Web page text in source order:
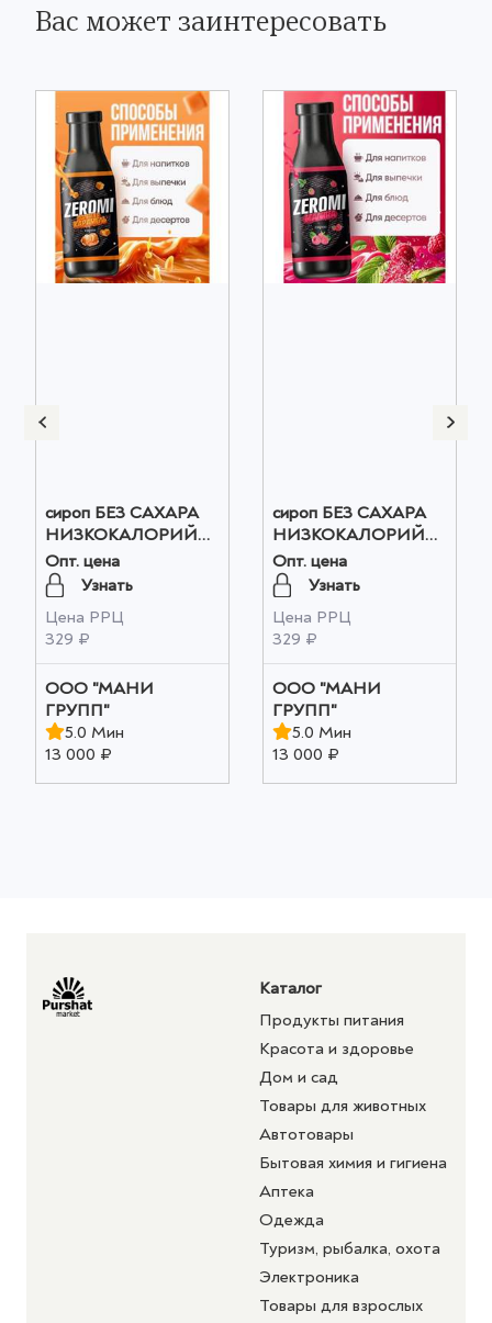
Вас может заинтересовать
сироп БЕЗ САХАРА
НИЗКОКАЛОРИЙНЫЙ
СОЛЕНАЯ
КАРАМЕЛЬ оптом
Опт. цена
Узнать
Цена РРЦ
329 ₽
ООО "МАНИ
ГРУПП"
5.0 Мин
13 000 ₽
сироп БЕЗ САХАРА
НИЗКОКАЛОРИЙНЫЙ
МАЛИНА оптом
Опт. цена
Узнать
Цена РРЦ
329 ₽
ООО "МАНИ
ГРУПП"
5.0 Мин
13 000 ₽
Каталог
Продукты питания
Красота и здоровье
Дом и сад
Товары для животных
Автотовары
Бытовая химия и гигиена
Аптека
Одежда
Туризм, рыбалка, охота
Электроника
Товары для взрослых